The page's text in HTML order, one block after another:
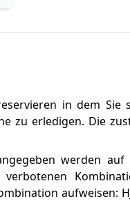
in dem Sie
zu erledigen. Die
werden auf
aufweisen: